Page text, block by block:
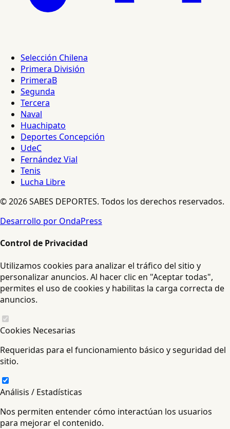
Selección Chilena
Primera División
PrimeraB
Segunda
Tercera
Naval
Huachipato
Deportes Concepción
UdeC
Fernández Vial
Tenis
Lucha Libre
© 2026 SABES DEPORTES. Todos los derechos reservados.
Desarrollo por OndaPress
Control de Privacidad
Utilizamos cookies para analizar el tráfico del sitio y
personalizar anuncios. Al hacer clic en "Aceptar todas",
permites el uso de cookies y habilitas la carga correcta de
anuncios.
Cookies Necesarias
Requeridas para el funcionamiento básico y seguridad del
sitio.
Análisis / Estadísticas
Nos permiten entender cómo interactúan los usuarios
para mejorar el contenido.